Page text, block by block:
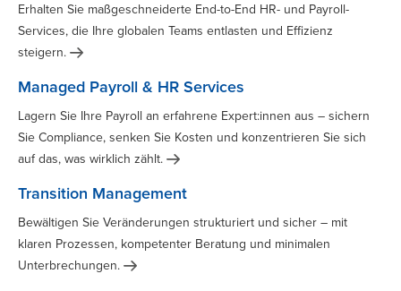
Erhalten Sie maßgeschneiderte End-to-End HR- und Payroll-
Services, die Ihre globalen Teams entlasten und Effizienz
steigern.
Managed Payroll & HR Services
Lagern Sie Ihre Payroll an erfahrene Expert:innen aus – sichern
Sie Compliance, senken Sie Kosten und konzentrieren Sie sich
auf das, was wirklich zählt.
Transition Management
Bewältigen Sie Veränderungen strukturiert und sicher – mit
klaren Prozessen, kompetenter Beratung und minimalen
Unterbrechungen.